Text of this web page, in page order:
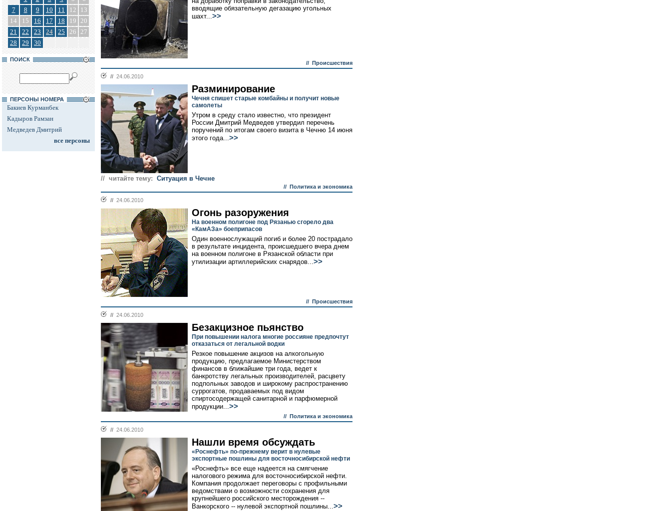
7
8 9 10 11 12
13
14
15 16 17 18 19 20
21
22 23 24 25 26 27
28
29 30
ПОИСК
ПЕРСОНЫ НОМЕРА
Бакиев Курманбек
Кадыров Рамзан
Медведев Дмитрий
все персоны
вводящие обязательную дегазацию угольных
шахт...>>
// Происшествия
// 24.06.2010
Разминирование
Чечня спишет старые комбайны и получит новые
самолеты
Утром в среду стало известно, что президент
России Дмитрий Медведев утвердил перечень
поручений по итогам своего визита в Чечню 14 июня
этого года...>>
// читайте тему: Ситуация в Чечне
// Политика и экономика
// 24.06.2010
Огонь разоружения
На военном полигоне под Рязанью сгорело два
«КамАЗа» боеприпасов
Один военнослужащий погиб и более 20 пострадало
в результате инцидента, происшедшего вчера днем
на военном полигоне в Рязанской области при
утилизации артиллерийских снарядов...>>
// Происшествия
// 24.06.2010
Безакцизное пьянство
При повышении налога многие россияне предпочтут
отказаться от легальной водки
Резкое повышение акцизов на алкогольную
продукцию, предлагаемое Министерством
финансов в ближайшие три года, ведет к
банкротству легальных производителей, расцвету
подпольных заводов и широкому распространению
суррогатов, продаваемых под видом
спиртосодержащей санитарной и парфюмерной
продукции...>>
// Политика и экономика
// 24.06.2010
Нашли время обсуждать
«Роснефть» по-прежнему верит в нулевые
экспортные пошлины для восточносибирской нефти
«Роснефть» все еще надеется на смягчение
налогового режима для восточносибирской нефти.
Компания продолжает переговоры с профильными
ведомствами о возможности сохранения для
крупнейшего российского месторождения --
Ванкорского -- нулевой экспортной пошлины...>>